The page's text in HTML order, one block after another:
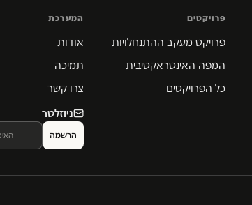
פרויקטים
פרויקט מעקב ההתנחלויות
המפה האינטראקטיבית
כל הפרויקטים
המערכת
אודות
תמיכה
צרו קשר
ניוזלטר